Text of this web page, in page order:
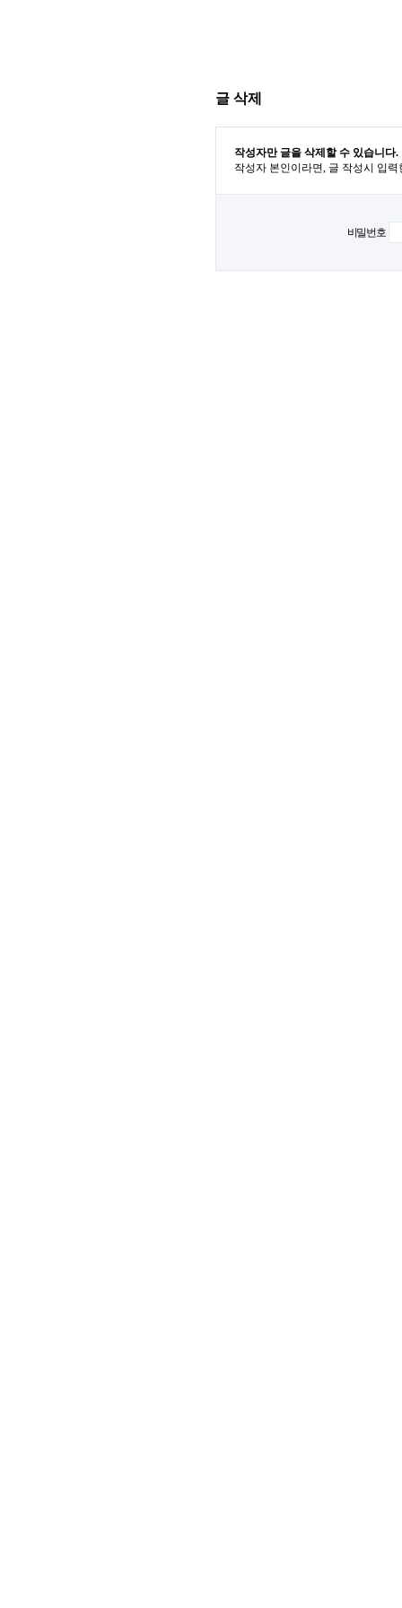
글 삭제
작성자만 글을 삭제할 수 있습니다.
작성자 본인이라면, 글 작성시 입
비밀번호